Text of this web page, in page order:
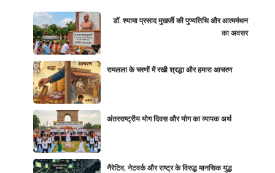
डॉ. श्यामा प्रसाद मुखर्जी की पुण्यतिथि और आत्ममंथन
का अवसर
रामलला के चरणों में रखी श्रद्धा और हमारा आचरण
अंतरराष्ट्रीय योग दिवस और योग का व्यापक अर्थ
नैरेटिव, नेटवर्क और राष्ट्र के विरुद्ध मानसिक युद्ध